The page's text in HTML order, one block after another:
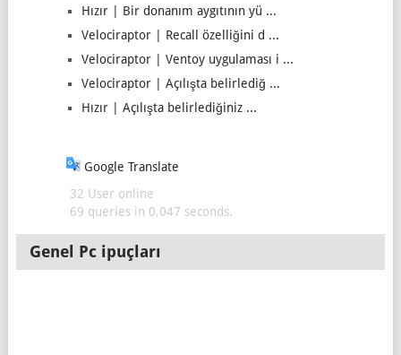
Hızır | Bir donanım aygıtının yü ...
Velociraptor | Recall özelliğini d ...
Velociraptor | Ventoy uygulaması i ...
Velociraptor | Açılışta belirlediğ ...
Hızır | Açılışta belirlediğiniz ...
Google Translate
32 User online
69 queries in 0,047 seconds.
Genel Pc ipuçları